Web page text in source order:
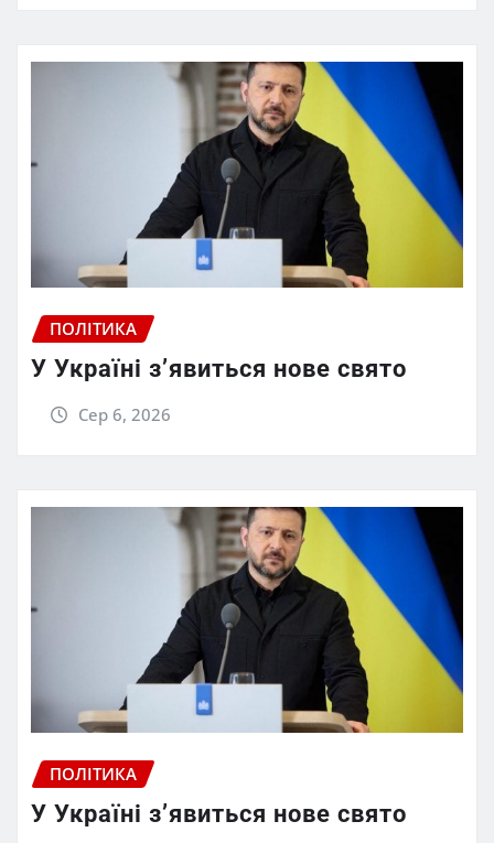
ПОЛІТИКА
У Україні з’явиться нове свято
Сер 6, 2026
ПОЛІТИКА
У Україні з’явиться нове свято